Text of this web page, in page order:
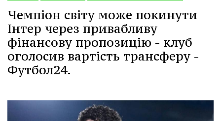
Чемпіон світу може покинути
Інтер через привабливу
фінансову пропозицію - клуб
оголосив вартість трансферу -
Футбол24.